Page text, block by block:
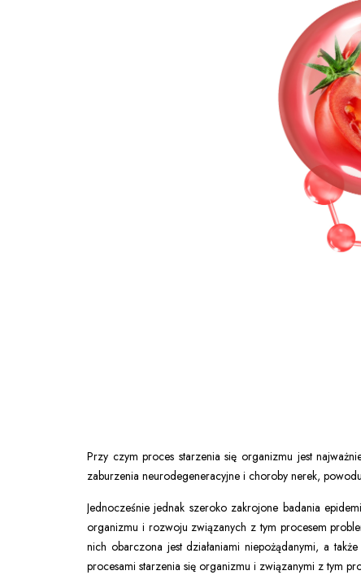
Przy czym proces starzenia się organizmu jest
zaburzenia neurodegeneracyjne i choroby nerek,
Jednocześnie jednak szeroko zakrojone badania
organizmu i rozwoju związanych z tym procesem
nich obarczona jest działaniami niepożądanymi, a
procesami starzenia się organizmu i związanymi z tym